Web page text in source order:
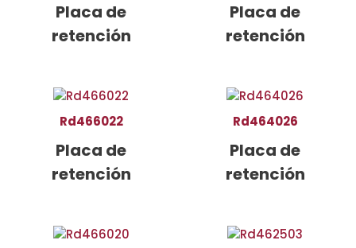
Placa de
retención
Placa de
retención
Rd466022
Placa de
retención
Rd464026
Placa de
retención